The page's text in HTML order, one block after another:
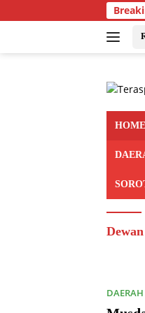
ke
HOME
DAERAH